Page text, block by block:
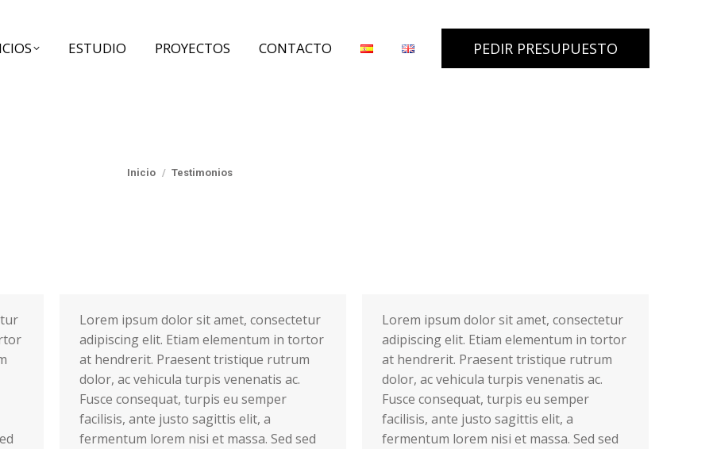
ESTUDIO PROYECTOS CONTACTO PEDIR PRESUPUESTO
Estás aquí:
Inicio Testimonios
Lorem ipsum dolor sit amet, consectetur
adipiscing elit. Etiam elementum in tortor
at hendrerit. Praesent tristique rutrum
dolor, ac vehicula turpis venenatis ac.
Fusce consequat, turpis eu semper
facilisis, ante justo sagittis elit, a
fermentum lorem nisi et massa. Sed sed
Lorem ipsum dolor sit amet, consectetur
adipiscing elit. Etiam elementum in tortor
at hendrerit. Praesent tristique rutrum
dolor, ac vehicula turpis venenatis ac.
Fusce consequat, turpis eu semper
facilisis, ante justo sagittis elit, a
fermentum lorem nisi et massa. Sed sed
PEDIR PRESUPUESTO